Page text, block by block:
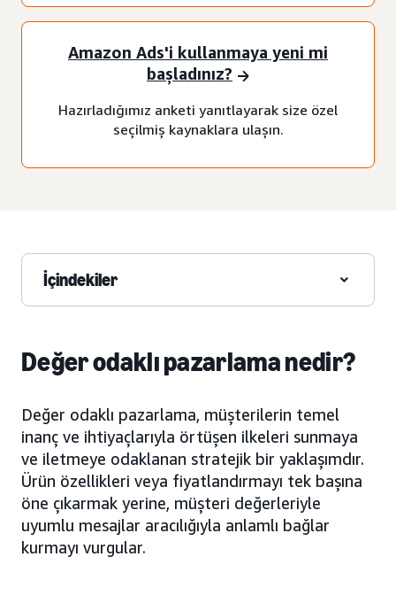
Amazon Ads'i kullanmaya yeni mi
başladınız?
Hazırladığımız anketi yanıtlayarak size özel
seçilmiş kaynaklara ulaşın.
İçindekiler
Değer odaklı pazarlama nedir?
Değer odaklı pazarlama, müşterilerin temel
inanç ve ihtiyaçlarıyla örtüşen ilkeleri sunmaya
ve iletmeye odaklanan stratejik bir yaklaşımdır.
Ürün özellikleri veya fiyatlandırmayı tek başına
öne çıkarmak yerine, müşteri değerleriyle
uyumlu mesajlar aracılığıyla anlamlı bağlar
kurmayı vurgular.